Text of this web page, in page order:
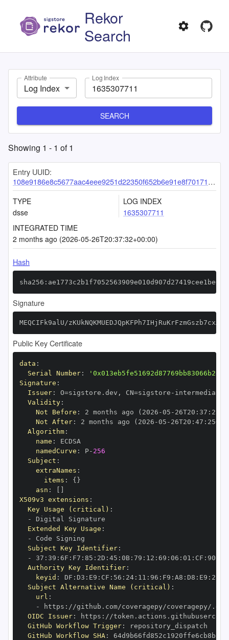
Rekor
Search
Attribute
Log Index
Log Index
SEARCH
Showing 1 - 1 of1
Entry UUID:
108e9186e8c5677aac4eee9251d22350f652b6e91e8f70171ff393a78018fcf55f085f1e90325034
TYPE
dsse
LOG INDEX
1635307711
INTEGRATED TIME
2 months ago (2026-05-26T20:37:32+00:00)
Hash
Signature
MEQCIFk9alU/
Public Key Certificate
data :
Serial Number:
Signature :
Issuer: O=sigstore.dev , CN=sigstore -
Validity:
Not Before : 2 months ago (2026 -05 - 26T20 : 37 :
Not After: 2 months ago (2026 -05 - 26T20 : 47 : 25+00
Algorithm:
name :
namedCurve : P- 256
Subject :
extraNames :
items : { }
asn :
X509v3 extensions :
Key Usage (critical) :
-
Extended Key Usage :
-
Subject Key Identifier:
-
37 : 39 : 6F : F7 : 85 : 2D : 45 : 0B: 79 : 12 : 69 : 06 : 01 : CF : 90
Authority Key Identifier:
keyid : DF : D3 : E9 : CF : 56 : 24: 11 : 96 : F9 : A8 : D8 : E9 : 28
Subject Alternative Name (critical) :
url :
-
https :
OIDC Issuer: https :
GitHub Workflow Trigger:
GitHub Workflow SHA: